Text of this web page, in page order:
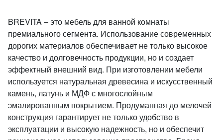
BREVITA – это мебель для ванной комнаты
премиального сегмента. Использование современных
дорогих материалов обеспечивает не только высокое
качество и долговечность продукции, но и создает
эффектный внешний вид. При изготовлении мебели
используется натуральная древесина и искусственный
камень, латунь и МДФ с многослойным
эмалированным покрытием. Продуманная до мелочей
конструкция гарантирует не только удобство в
эксплуатации и высокую надежность, но и обеспечит